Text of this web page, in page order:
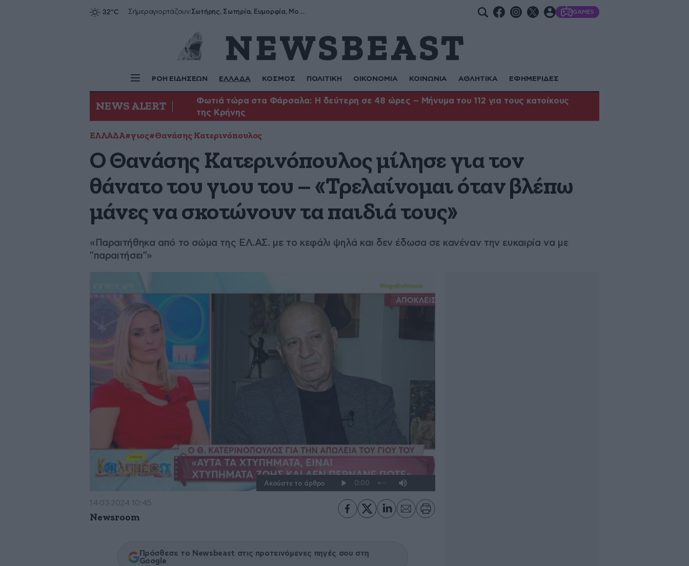
Σήμεραγιορτάζουν: Σωτήρης, Σωτηρία, Ευμορφία, Μορφούλα GAMES
ΡΟΗ ΕΙΔΗΣΕΩΝ ΕΛΛΑΔΑ ΚΟΣΜΟΣ ΠΟΛΙΤΙΚΗ ΟΙΚΟΝΟΜΙΑ ΚΟΙΝΩΝΙΑ ΑΘΛΗΤΙΚΑ ΕΦΗΜΕΡΙΔΕΣ
NEWS ALERT
Φωτιά τώρα στα Φάρσαλα: Η δεύτερη σε 48 ώρες – Μήνυμα του 112 για τους κατοίκους
της Κρήνης
ΕΛΛΑΔΑ#γιος#Θανάσης Κατερινόπουλος
Ο Θανάσης Κατερινόπουλος μίλησε για τον
θάνατο του γιου του – «Τρελαίνομαι όταν βλέπω
μάνες να σκοτώνουν τα παιδιά τους»
«Παραιτήθηκα από το σώμα της ΕΛ.ΑΣ. με το κεφάλι ψηλά και δεν έδωσα σε κανέναν την ευκαιρία να με
"παραιτήσει"»
Ακούστε το άρθρο
14·03·2024 10:45
Newsroom
Πρόσθεσε το Newsbeast στις προτεινόμενες πηγές σου στη
Google